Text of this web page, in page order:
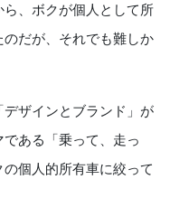
、ボクが個人として所
だが、それでも難しか
ザインとブランド」が
ある「乗って、走っ
個人的所有車に絞って